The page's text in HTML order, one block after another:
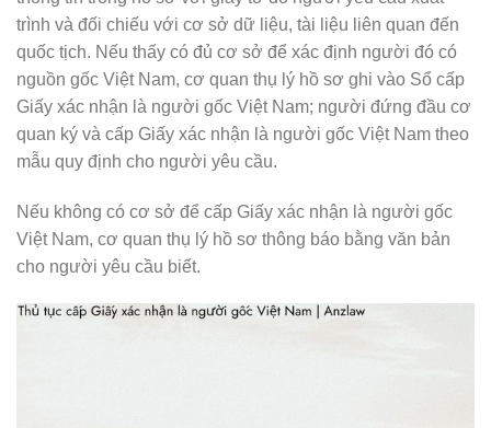
trình và đối chiếu với cơ sở dữ liệu, tài liệu liên quan đến
quốc tịch. Nếu thấy có đủ cơ sở để xác định người đó có
nguồn gốc Việt Nam, cơ quan thụ lý hồ sơ ghi vào Sổ cấp
Giấy xác nhận là người gốc Việt Nam; người đứng đầu cơ
quan ký và cấp Giấy xác nhận là người gốc Việt Nam theo
mẫu quy định cho người yêu cầu.
Nếu không có cơ sở để cấp Giấy xác nhận là người gốc
Việt Nam, cơ quan thụ lý hồ sơ thông báo bằng văn bản
cho người yêu cầu biết.